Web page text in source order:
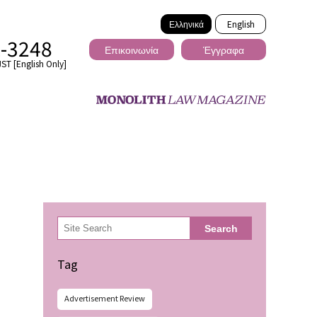
Ελληνικά English
3248
[English Only]
Επικοινωνία Έγγραφα
検
索 Search
Tag
Advertisement Review